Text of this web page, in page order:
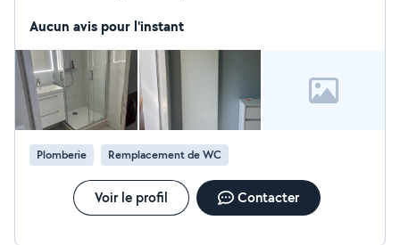
Aucun avis pour l'instant
Plomberie Remplacement de WC
Voir le profil Contacter